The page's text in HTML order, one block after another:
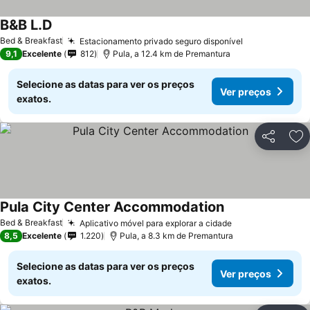
Bed & Breakfast Estacionamento privado seguro disponível
B&B L.D
9,1 Excelente 812 Pula, a 12.4 km de Premantura
Selecione as datas para ver os preços
exatos.
Ver preços
Partilhar
Bed & Breakfast Aplicativo móvel para explorar a cidade
Pula City Center Accommodation
8,5 Excelente 1.220 Pula, a 8.3 km de Premantura
Selecione as datas para ver os preços
exatos.
Ver preços